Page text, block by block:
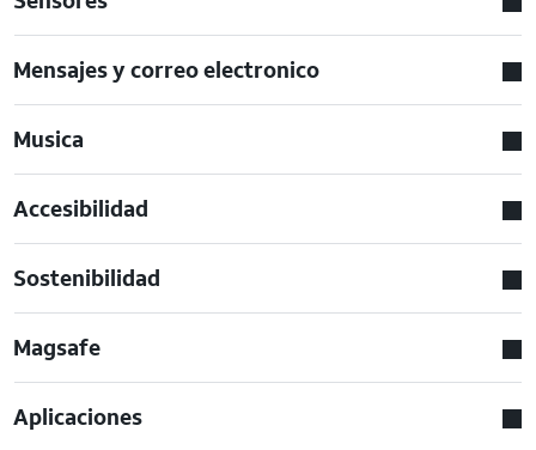
Mensajes y correo electronico
Musica
Accesibilidad
Sostenibilidad
Magsafe
Aplicaciones